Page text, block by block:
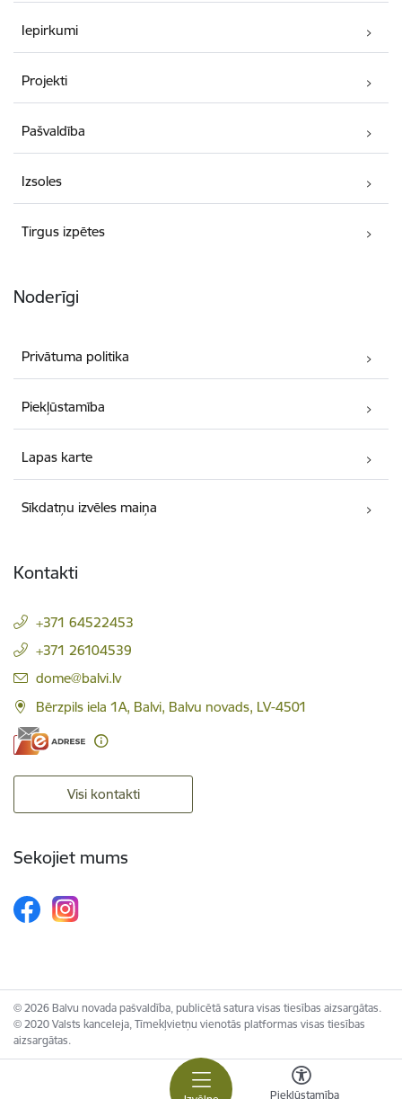
Piekļūstamība
Iepirkumi
Projekti
Pašvaldība
Izsoles
Tirgus izpētes
Noderīgi
Privātuma politika
Piekļūstamība
Lapas karte
Sīkdatņu izvēles maiņa
Kontakti
+371 64522453
+371 26104539
E-pasts:
dome@balvi.lv
Bērzpils iela 1A, Balvi, Balvu novads, LV-4501
Visi kontakti
Sekojiet mums
© 2026 Balvu novada pašvaldība, publicētā satura visas tiesības aizsargātas.
© 2020 Valsts kanceleja, Tīmekļvietņu vienotās platformas visas tiesības
aizsargātas.